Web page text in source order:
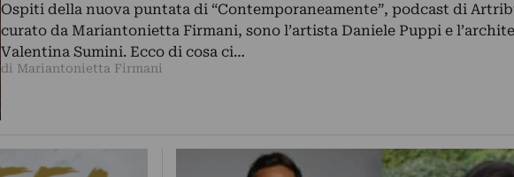
Ospiti della nuova puntata di “Contemporaneamente”, podcast di
curato da Mariantonietta Firmani, sono l’artista Daniele Puppi e
Valentina Sumini. Ecco di cosa ci…
di Mariantonietta Firmani